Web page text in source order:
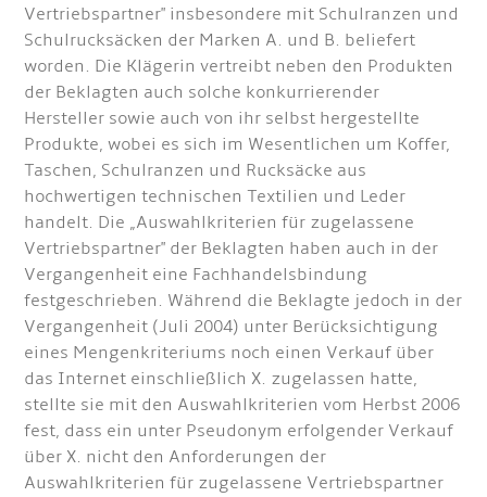
Vertriebspartner" insbesondere mit Schulranzen und
Schulrucksäcken der Marken A. und B. beliefert
worden. Die Klägerin vertreibt neben den Produkten
der Beklagten auch solche konkurrierender
Hersteller sowie auch von ihr selbst hergestellte
Produkte, wobei es sich im Wesentlichen um Koffer,
Taschen, Schulranzen und Rucksäcke aus
hochwertigen technischen Textilien und Leder
handelt. Die „Auswahlkriterien für zugelassene
Vertriebspartner" der Beklagten haben auch in der
Vergangenheit eine Fachhandelsbindung
festgeschrieben. Während die Beklagte jedoch in der
Vergangenheit (Juli 2004) unter Berücksichtigung
eines Mengenkriteriums noch einen Verkauf über
das Internet einschließlich X. zugelassen hatte,
stellte sie mit den Auswahlkriterien vom Herbst 2006
fest, dass ein unter Pseudonym erfolgender Verkauf
über X. nicht den Anforderungen der
Auswahlkriterien für zugelassene Vertriebspartner